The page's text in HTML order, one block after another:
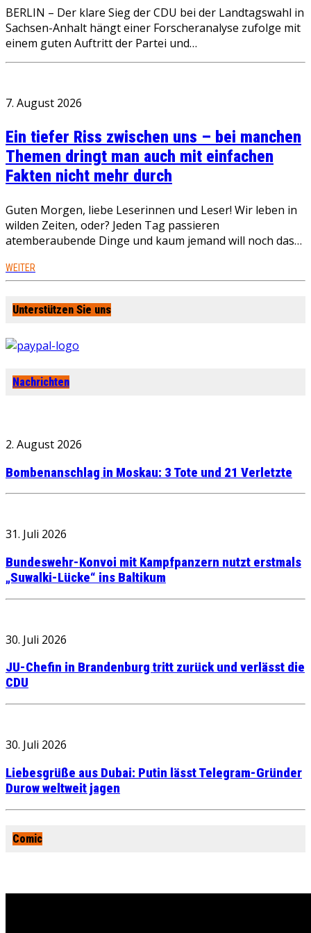
BERLIN – Der klare Sieg der CDU bei der Landtagswahl in
Sachsen-Anhalt hängt einer Forscheranalyse zufolge mit
einem guten Auftritt der Partei und…
7. August 2026
Ein tiefer Riss zwischen uns – bei manchen
Themen dringt man auch mit einfachen
Fakten nicht mehr durch
Guten Morgen, liebe Leserinnen und Leser! Wir leben in
wilden Zeiten, oder? Jeden Tag passieren
atemberaubende Dinge und kaum jemand will noch das…
WEITER
Unterstützen Sie uns
Nachrichten
2. August 2026
Bombenanschlag in Moskau: 3 Tote und 21 Verletzte
31. Juli 2026
Bundeswehr-Konvoi mit Kampfpanzern nutzt erstmals
„Suwalki-Lücke“ ins Baltikum
30. Juli 2026
JU-Chefin in Brandenburg tritt zurück und verlässt die
CDU
30. Juli 2026
Liebesgrüße aus Dubai: Putin lässt Telegram-Gründer
Durow weltweit jagen
Comic